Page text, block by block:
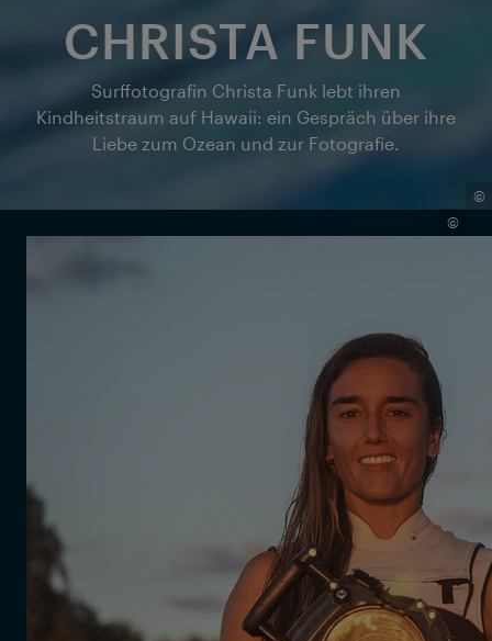
©
CHRISTA FUNK
Surffotografin Christa Funk lebt ihren
Kindheitstraum auf Hawaii: ein Gespräch über ihre
Liebe zum Ozean und zur Fotografie.
©
ikonischsten Wellen der Welt – zu ihrem Arbeitsplatz
Aufgewachsen ist Christa allerdings in Colorado, wo
sie zunächst ihre Liebe zur Fotografie entdeckte.
Später kombinierte sie dies mit ihrer Begeisterung
für den Ozean und schaffte es, ihren eigenen Weg in
die überwiegend männlich dominierte Surfszene zu
finden. Heute sucht sie im Swell den perfekten
Winkel für ihre Bilder, genießt aber auch mitten im
Wellenchaos die seltenen Momente der Ruhe.